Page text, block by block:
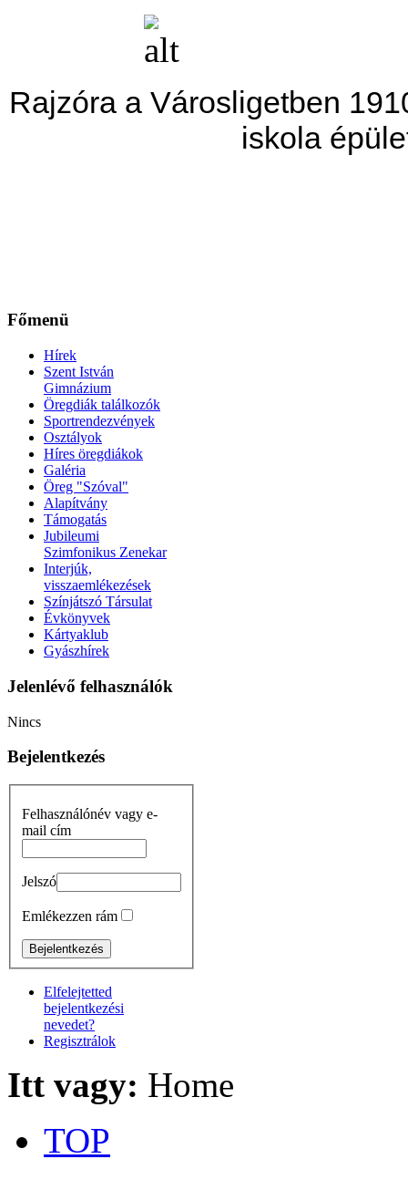
Rajzóra a Városligetben
iskola
Főmenü
Hírek
Szent István
Gimnázium
Öregdiák találkozók
Sportrendezvények
Osztályok
Híres öregdiákok
Galéria
Öreg "Szóval"
Alapítvány
Támogatás
Jubileumi
Szimfonikus Zenekar
Interjúk,
visszaemlékezések
Színjátszó Társulat
Évkönyvek
Kártyaklub
Gyászhírek
Jelenlévő felhasználók
Nincs
Bejelentkezés
Felhasználónév vagy e-
mail cím
Jelszó
Emlékezzen rám
Elfelejtetted
bejelentkezési
nevedet?
Regisztrálok
Itt vagy: Home
TOP